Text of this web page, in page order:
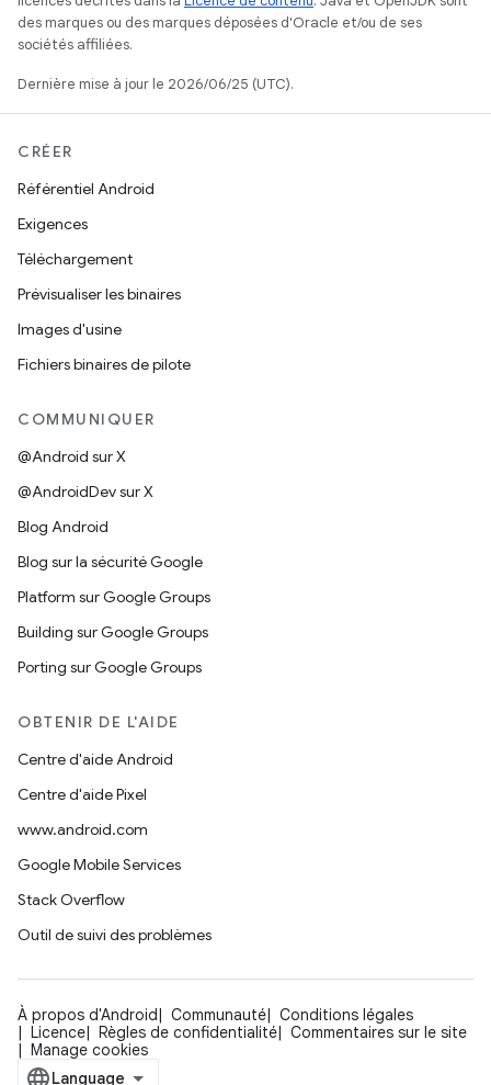
des marques ou des marques déposées d'Oracle et/ou de ses
sociétés affiliées.
Dernière mise à jour le 2026/06/25 (UTC).
CRÉER
Référentiel Android
Exigences
Téléchargement
Prévisualiser les binaires
Images d'usine
Fichiers binaires de pilote
COMMUNIQUER
@Android sur X
@AndroidDev sur X
Blog Android
Blog sur la sécurité Google
Platform sur Google Groups
Building sur Google Groups
Porting sur Google Groups
OBTENIR DE L'AIDE
Centre d'aide Android
Centre d'aide Pixel
www.android.com
Google Mobile Services
Stack Overflow
Outil de suivi des problèmes
À propos d'Android Communauté
Conditions légales
Licence
Règles de confidentialité
Commentaires sur le site
Manage cookies